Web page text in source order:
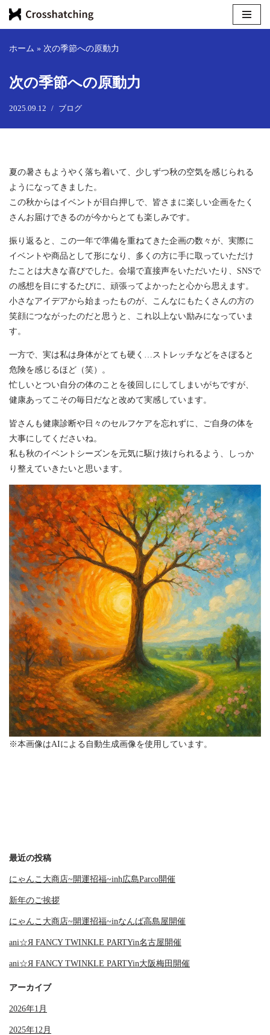
ン
ン
へ
プ
ホーム » 次の季節への原動力
次の季節への原動力
2025.09.12 ブログ
夏の暑さもようやく落ち着いて、少しずつ秋の空気を感じられる
ようになってきました。
この秋からはイベントが目白押しで、皆さまに楽しい企画をたく
さんお届けできるのが今からとても楽しみです。
振り返ると、この一年で準備を重ねてきた企画の数々が、実際に
イベントや商品として形になり、多くの方に手に取っていただけ
たことは大きな喜びでした。会場で直接声をいただいたり、SNSで
の感想を目にするたびに、頑張ってよかったと心から思えます。
小さなアイデアから始まったものが、こんなにもたくさんの方の
笑顔につながったのだと思うと、これ以上ない励みになっていま
す。
一方で、実は私は身体がとても硬く…ストレッチなどをさぼると
危険を感じるほど（笑）。
忙しいとつい自分の体のことを後回しにしてしまいがちですが、
健康あってこその毎日だなと改めて実感しています。
皆さんも健康診断や日々のセルフケアを忘れずに、ご自身の体を
大事にしてくださいね。
私も秋のイベントシーズンを元気に駆け抜けられるよう、しっか
り整えていきたいと思います。
※本画像はAIによる自動生成画像を使用しています。
最近の投稿
にゃんこ大商店~開運招福~inh広島Parco開催
新年のご挨拶
にゃんこ大商店~開運招福~inなんば高島屋開催
ani☆Я FANCY TWINKLE PARTYin名古屋開催
ani☆Я FANCY TWINKLE PARTYin大阪梅田開催
アーカイブ
2026年1月
2025年12月